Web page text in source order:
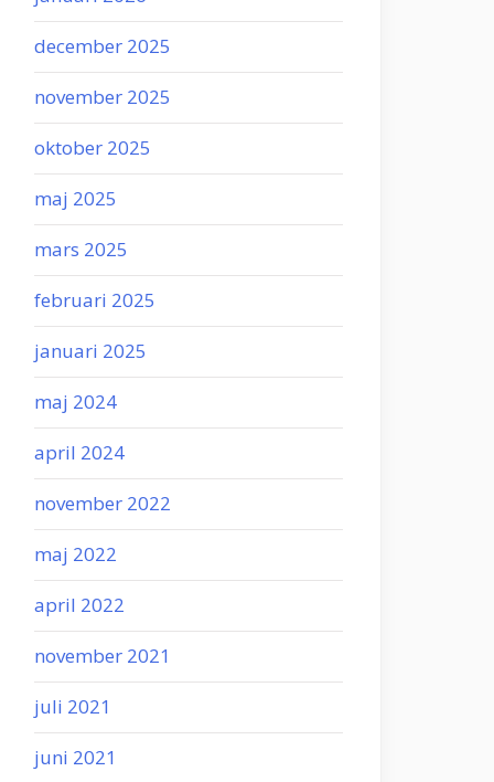
december 2025
november 2025
oktober 2025
maj 2025
mars 2025
februari 2025
januari 2025
maj 2024
april 2024
november 2022
maj 2022
april 2022
november 2021
juli 2021
juni 2021